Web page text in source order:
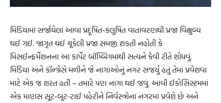
મિડિયામાં સર્જાયેલા આવા પ્રદૂષિત-કલુષિત વાતાવરણથી પ્રજા વિક્ષુબ્ધ
થઈ ગઈ. જાગૃત થઈ ચૂકેલી પ્રજા સમજી શકતી નહોતી કે
મિસઈન્ફર્મેશનના આ કાર્પેટ બૉમ્બિંગમાંથી સત્યને કેવી રીતે શોધવું.
મિડિયા અને કૉન્ગ્રેસે મળીને જે નાગાઓનું નગર સજર્યું હતું તેમાં પ્રવેશવા
માટે એક જ શરત હતી – તમારે પણ નાગા થઈ જવું. આવી ઈકોસિસ્ટમમાં
એક માણસ સૂટ-બૂટ-ટાઈ પહેરીને નિર્વસ્ત્રોના નગરમાં પ્રવેશે છે અને